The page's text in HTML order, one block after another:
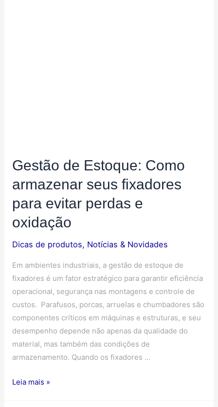
Gestão de Estoque: Como
armazenar seus fixadores
para evitar perdas e
oxidação
Dicas de produtos, Notícias & Novidades
Em ambientes industriais, a gestão de estoque de
fixadores é um fator estratégico para garantir eficiência
operacional, segurança nas montagens e controle de
custos. Parafusos, porcas, arruelas e chumbadores são
componentes críticos em máquinas e estruturas, e seu
desempenho depende não apenas da qualidade do
material, mas também das condições de
armazenamento. Quando os fixadores …
Leia mais »